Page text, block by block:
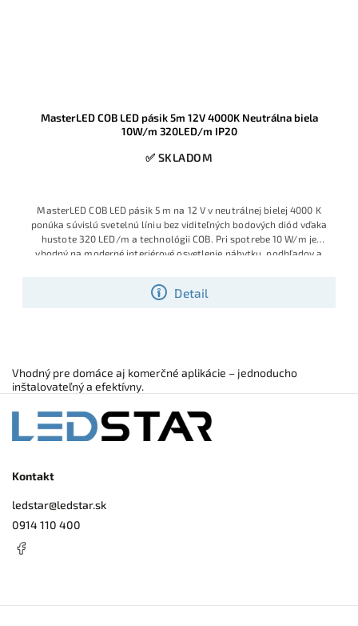
MasterLED COB LED pásik 5m 12V 4000K Neutrálna biela
10W/m 320LED/m IP20
✅ SKLADOM
Detail
MasterLED COB LED pásik 5 m na 12 V v neutrálnej bielej 4000 K
ponúka súvislú svetelnú líniu bez viditeľných bodových diód vďaka
hustote 320 LED/m a technológii COB. Pri spotrebe 10 W/m je
vhodný na moderné interiérové osvetlenie nábytku, podhľadov a
Vhodný pre domáce aj komerčné aplikácie – jednoducho
inštalovateľný a efektívny.
Kontakt
ledstar@ledstar.sk
0914 110 400